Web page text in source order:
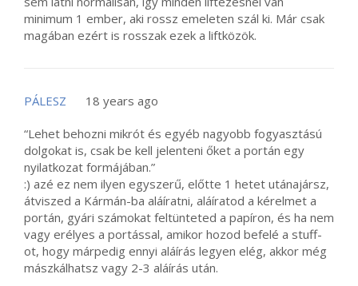
minimum 1 ember, aki rossz emeleten szál ki. Már csak
magában ezért is rosszak ezek a liftközök.
PÁLESZ 18 years ago
“Lehet behozni mikrót és egyéb nagyobb fogyasztású
dolgokat is, csak be kell jelenteni őket a portán egy
nyilatkozat formájában.”
:) azé ez nem ilyen egyszerű, előtte 1 hetet utánajársz,
átviszed a Kármán-ba aláíratni, aláíratod a kérelmet a
portán, gyári számokat feltünteted a papíron, és ha nem
vagy erélyes a portással, amikor hozod befelé a stuff-
ot, hogy márpedig ennyi aláírás legyen elég, akkor még
mászkálhatsz vagy 2-3 aláírás után.